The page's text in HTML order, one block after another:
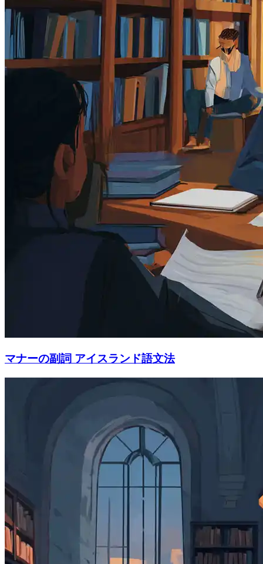
マナーの副詞 アイスランド語文法